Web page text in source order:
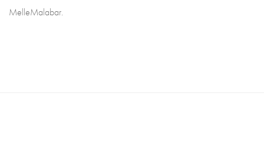
MelleMalabar.